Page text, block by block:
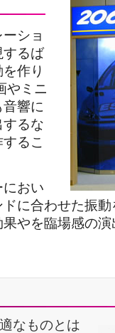
ショ
するば
作り
やミニ
響に
するな
るこ
おい
に合わせた振
やを臨場感の
なものとは